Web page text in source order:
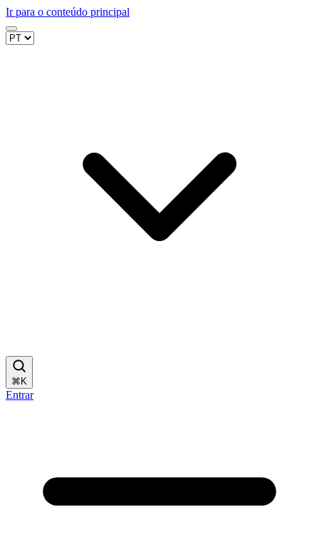
Ir para o conteúdo principal
⌘ K
Entrar